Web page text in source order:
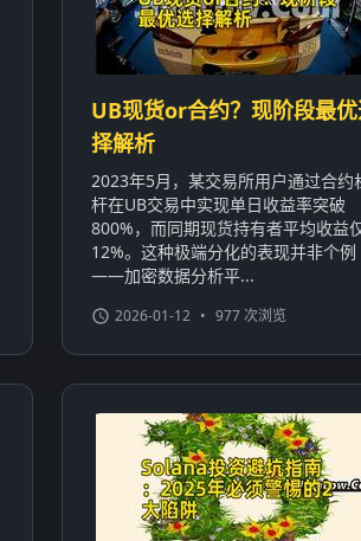
UB现货or合约？现阶段最
择解析
2023年5月，某交易所用户通过合约
杆在UB交易中实现单日收益率突破
800%，而同期现货持有者平均收益
12%。这种极端分化的表现并非个例
——加密数据分析平...
2026-01-12 • 977 次浏览